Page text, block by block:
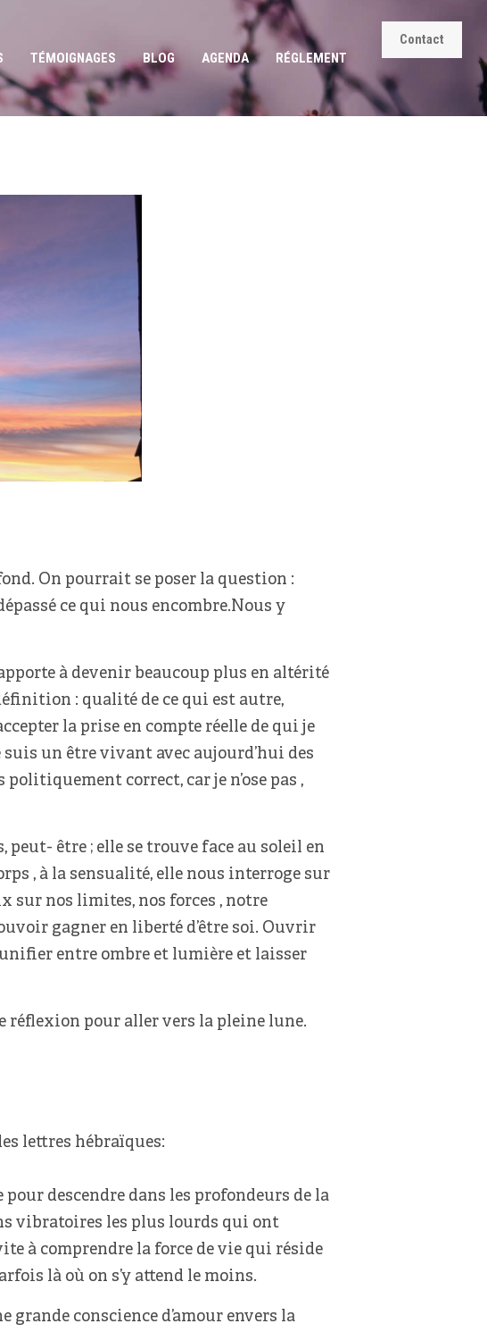
TÉMOIGNAGES BLOG AGENDA RÉGLEMENT
Contact
On pourrait se poser la question :
ce qui nous encombre.Nous y
à devenir beaucoup plus en altérité
: qualité de ce qui est autre,
la prise en compte réelle de qui je
suis un être vivant avec aujourd’hui des
correct, car je n’ose pas ,
être ; elle se trouve face au soleil en
, à la sensualité, elle nous interroge sur
sur nos limites, nos forces , notre
gagner en liberté d’être soi. Ouvrir
entre ombre et lumière et laisser
réflexion pour aller vers la pleine lune.
lettres hébraïques:
descendre dans les profondeurs de la
vibratoires les plus lourds qui ont
à comprendre la force de vie qui réside
là où on s’y attend le moins.
grande conscience d’amour envers la